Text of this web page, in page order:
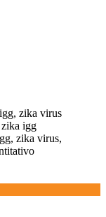
zika virus
igg
zika virus,